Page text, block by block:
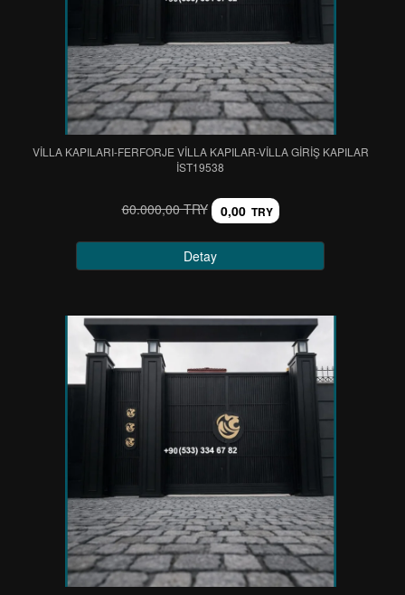
VİLLA KAPILARI-FERFORJE VİLLA KAPILAR-VİLLA GİRİŞ KAPILAR
IST19538
60.000,00 TRY 0,00 TRY
Detay